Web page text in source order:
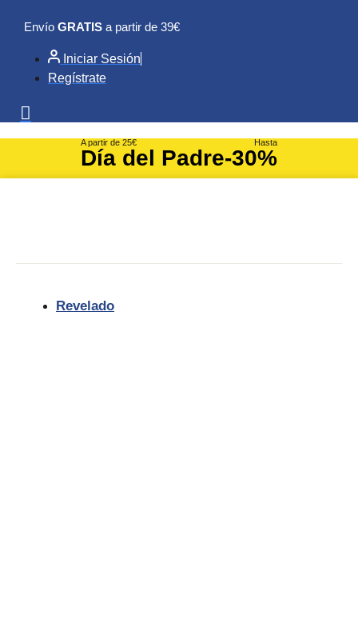
contenido
Envío GRATIS a partir de 39€
Iniciar Sesión
Regístrate
A partir de 25€
Día del Padre
Hasta
-30%
Revelado